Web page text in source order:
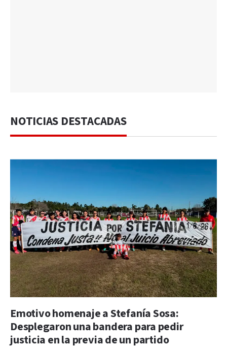
NOTICIAS DESTACADAS
Emotivo homenaje a Stefanía Sosa:
Desplegaron una bandera para pedir
justicia en la previa de un partido